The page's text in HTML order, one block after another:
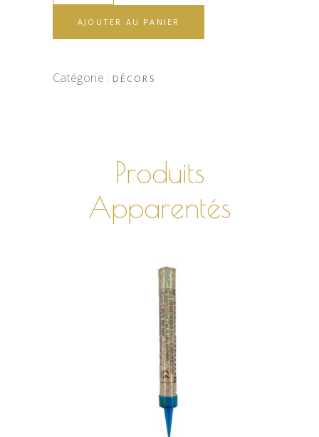
AJOUTER AU PANIER
Catégorie : DÉCORS
Produits
Apparentés